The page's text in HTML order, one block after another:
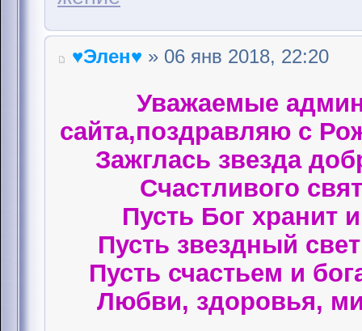
♥Элен♥ » 06 янв 2018, 22:20
Уважаемые
сайта,поздравляю с
Зажглась звезда
Счастливого
Пусть Бог хранит
Пусть звездный
Пусть счастьем и
Любви, здоровья,